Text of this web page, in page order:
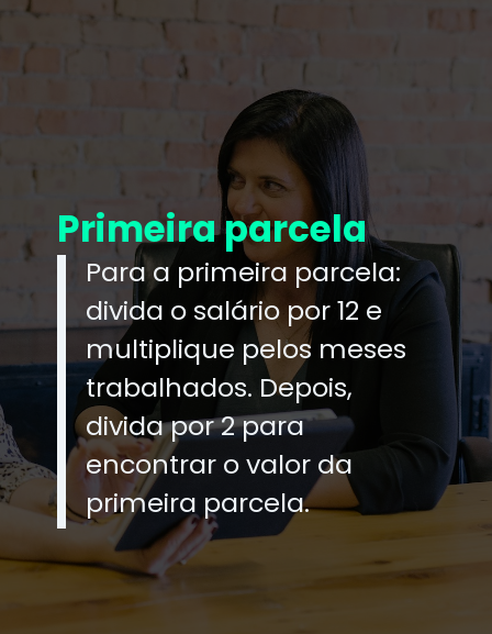
Primeira parcela
Para a primeira parcela:
divida o salário por 12 e
multiplique pelos meses
trabalhados. Depois,
divida por 2 para
encontrar o valor da
primeira parcela.